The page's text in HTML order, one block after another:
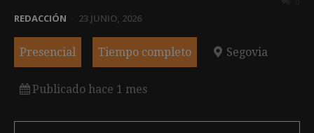
REDACCIÓN 23 JUNIO, 2026
Presencial Tiempo completo Segovia
Publicado hace 1 mes